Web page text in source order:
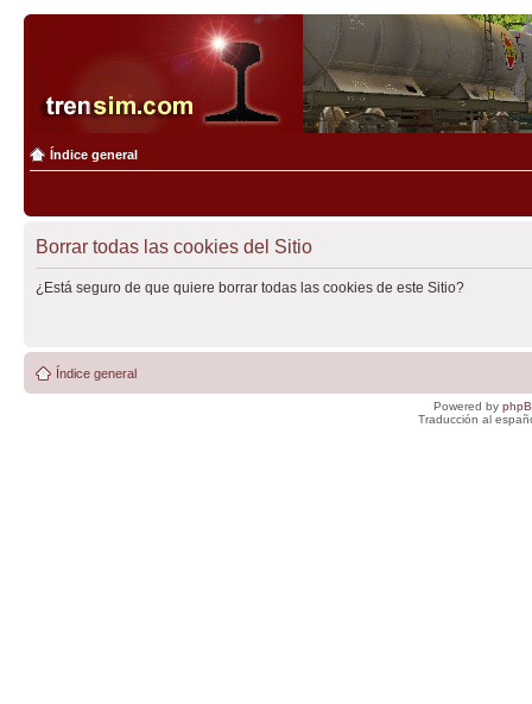
Índice general
Borrar todas las cookies del Sitio
¿Está seguro de que quiere borrar todas las cookies de este Sitio?
Índice general
Powered by
Traducción al